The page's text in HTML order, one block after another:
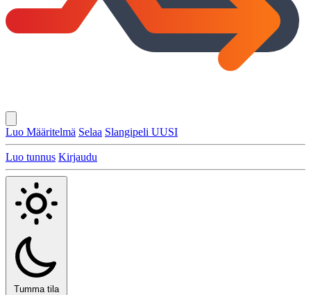
Luo Määritelmä Selaa Slangipeli UUSI
Luo tunnus Kirjaudu
Tumma tila